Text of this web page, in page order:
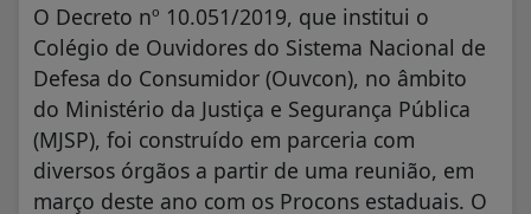
O Decreto nº 10.051/2019, que institui o
Colégio de Ouvidores do Sistema Nacional de
Defesa do Consumidor (Ouvcon), no âmbito
do Ministério da Justiça e Segurança Pública
(MJSP), foi construído em parceria com
diversos órgãos a partir de uma reunião, em
março deste ano com os Procons estaduais. O